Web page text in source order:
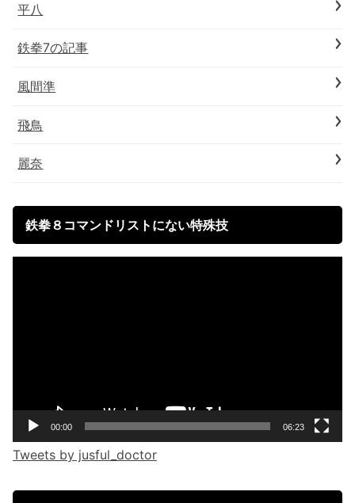
平八
鉄拳7の記事
風間準
飛鳥
麗奈
鉄拳８コマンドリストにない特殊技
00:00 06:23
Tweets by jusful_doctor